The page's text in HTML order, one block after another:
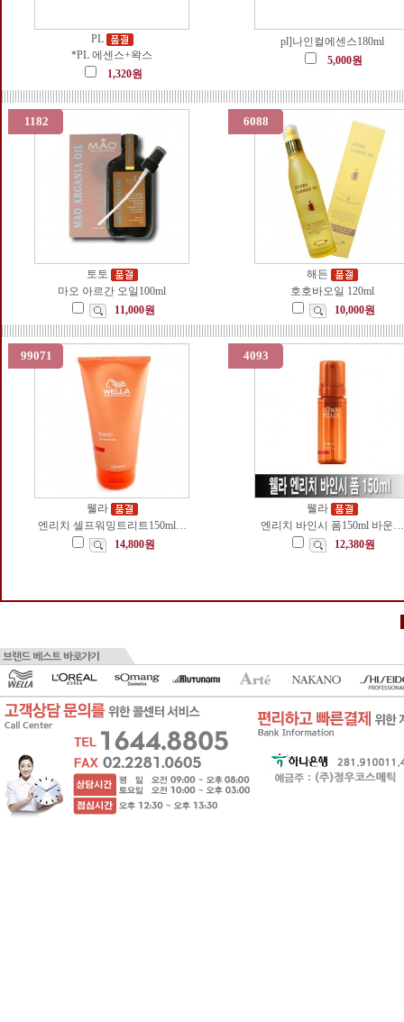
PL
*PL 에센스+왁스
1,320원
pl]나인컬에센스180ml
5,000원
1182
토토
마오 아르간 오일100ml
11,000원
6088
해든
호호바오일 120ml
10,000원
99071
웰라
엔리치 셀프워밍트리트150ml…
14,800원
4093
웰라
엔리치 바인시 폼150ml 바운…
12,380원